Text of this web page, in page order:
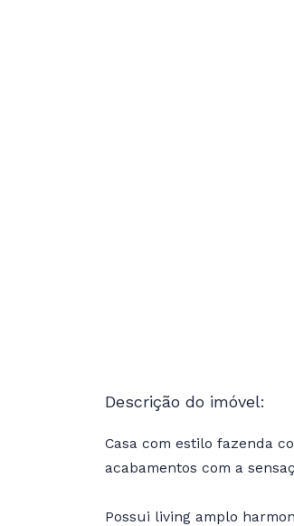
Descrição do imóvel:
Casa com estilo fazenda
acabamentos com a
Possui living amplo